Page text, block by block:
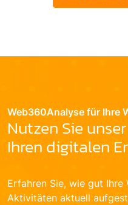
Web360Analyse für Ihre
Nutzen Sie
Ihren digitalen
Erfahren Sie, wie gut Ihre
Aktivitäten aktuell